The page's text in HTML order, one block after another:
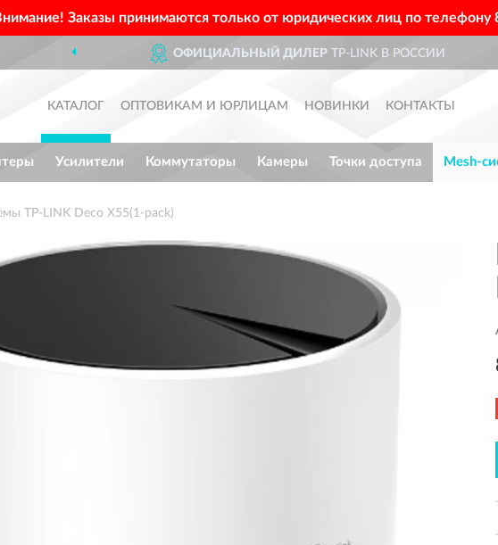
Заказы принимаются только от юридических лиц по телефону
ОФИЦИАЛЬНЫЙ ДИЛЕР TP-LINK В РОССИИ
КАТАЛОГ ОПТОВИКАМ И ЮРЛИЦАМ НОВИНКИ КОНТАКТЫ
Усилители Коммутаторы Камеры Точки доступа Mesh-
TP-LINK Deco X55(1-pack)